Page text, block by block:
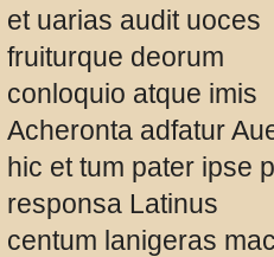
et uarias audit uoces
fruiturque deorum
conloquio atque imis
Acheronta adfatur
hic et tum pater ipse
responsa Latinus
centum lanigeras